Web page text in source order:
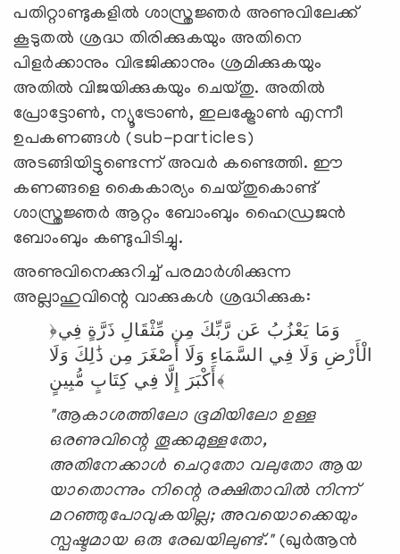
പതിറ്റാണ്ടുകളിൽ ശാസ്ത്രജ്ഞർ അണുവിലേക്ക്
കൂടുതല്‍ ശ്രദ്ധ തിരിക്കുകയും അതിനെ
പിളർക്കാനും വിഭജിക്കാനും ശ്രമിക്കുകയും
അതില്‍ വിജയിക്കുകയും ചെയ്തു. അതിൽ
പ്രോട്ടോൺ, ന്യൂട്രോൺ, ഇലക്ട്രോൺ എന്നീ
ഉപകണങ്ങൾ (sub-particles)
അടങ്ങിയിട്ടുണ്ടെന്ന് അവർ കണ്ടെത്തി. ഈ
കണങ്ങളെ കൈകാര്യം ചെയ്തുകൊണ്ട്
ശാസ്ത്രജ്ഞർ ആറ്റം ബോംബും ഹൈഡ്രജൻ
ബോംബും കണ്ടുപിടിച്ചു.
അണുവിനെക്കുറിച്ച് പരമാര്‍ശിക്കുന്ന
അല്ലാഹുവിന്റെ വാക്കുകൾ ശ്രദ്ധിക്കുക:
﴿وَمَا يَعْزُبُ عَن رَّبِّكَ مِن مِّثْقَالِ ذَرَّةٍ فِي
الْأَرْضِ وَلَا فِي السَّمَاءِ وَلَا أَصْغَرَ مِن ذَٰلِكَ وَلَا
أَكْبَرَ إِلَّا فِي كِتَابٍ
مُّبِينٍ﴾
"ആകാശത്തിലോ ഭൂമിയിലോ ഉള്ള
ഒരണുവിന്റെ തൂക്കമുള്ളതോ,
അതിനേക്കാൾ ചെറുതോ വലുതോ ആയ
യാതൊന്നും നിന്റെ രക്ഷിതാവിൽ നിന്ന്
മറഞ്ഞുപോവുകയില്ല; അവയൊക്കെയും
സ്പഷ്ടമായ ഒരു രേഖയിലുണ്ട്."(ഖുർആൻ